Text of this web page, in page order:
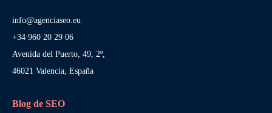
info@agenciaseo.eu
+34 960 20 29 06
Avenida del Puerto, 49, 2º,
46021 Valencia, España
Blog de SEO